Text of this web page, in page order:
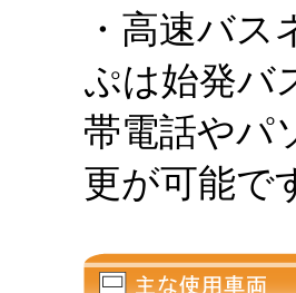
・高速バ
ぷは始発バ
帯電話やパ
更が可能で